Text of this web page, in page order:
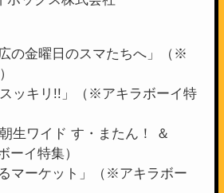
の金曜日のスマたちへ」（※
ッキリ!!」（※アキラボーイ特
生ワイド す・またん！ ＆
イ特集）
マーケット」（※アキラボー